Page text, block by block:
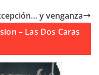
y venganza
– Las Dos Caras